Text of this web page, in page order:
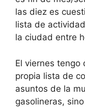
las diez es
lista de
la ciudad entre
El viernes tengo
propia lista de
asuntos de la
gasolineras,